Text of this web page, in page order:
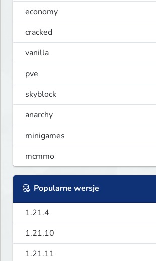
economy
cracked
vanilla
pve
skyblock
anarchy
minigames
mcmmo
Popularne wersje
1.21.4
1.21.10
1.21.11